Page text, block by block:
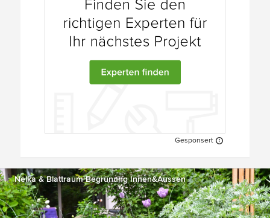
Gesponsert
Nelka & Blattraum Begrünung Innen&Aussen